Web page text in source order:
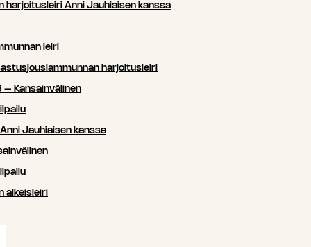
harjoitusleiri Anni Jauhiaisen kanssa
leiri
harjoitusleiri
Kansainvälinen
Jauhiaisen kanssa
alkeisleiri